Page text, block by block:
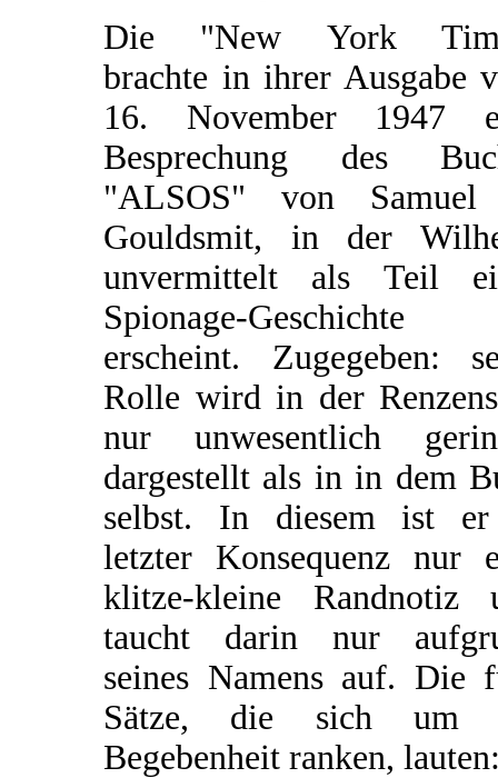
Die "New York
brachte in ihrer Ausgabe
16. November 1947
Besprechung des
"ALSOS" von
Gouldsmit, in der
unvermittelt als Teil
Spionage-Geschichte
erscheint. Zugegeben:
Rolle wird in der
nur unwesentlich
dargestellt als in in dem
selbst. In diesem ist
letzter Konsequenz nur
klitze-kleine Randnotiz
taucht darin nur
seines Namens auf. Die
Sätze, die sich um
Begebenheit ranken,